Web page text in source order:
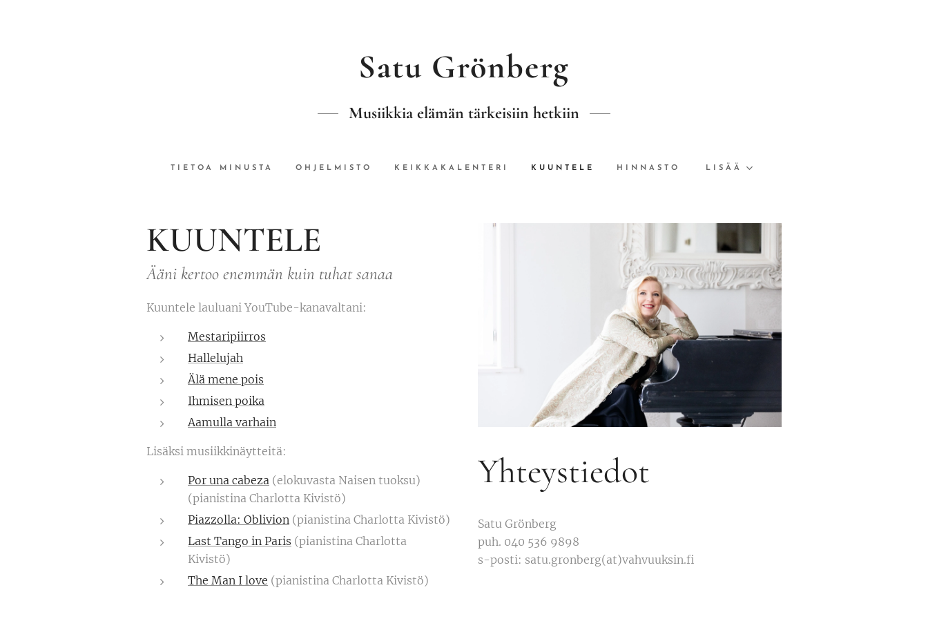
Satu Grönberg
Musiikkia elämän tärkeisiin hetkiin
TIETOA MINUSTA OHJELMISTO KEIKKAKALENTERI KUUNTELE HINNASTO LISÄÄ
KUUNTELE
Ääni kertoo enemmän kuin tuhat sanaa
Kuuntele lauluani YouTube-kanavaltani:
Mestaripiirros
Hallelujah
Älä mene pois
Ihmisen poika
Aamulla varhain
Lisäksi musiikkinäytteitä:
Por una cabeza (elokuvasta Naisen tuoksu)
(pianistina Charlotta Kivistö)
Piazzolla: Oblivion (pianistina Charlotta Kivistö)
Last Tango in Paris (pianistina Charlotta
Kivistö)
The Man I love (pianistina Charlotta Kivistö)
Yhteystiedot
Satu Grönberg
puh. 040 536 9898
s-posti: satu.gronberg(at)vahvuuksin.fi